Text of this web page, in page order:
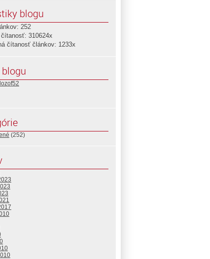
blogu
252
310624x
čítanosť článkov: 1233x
(252)